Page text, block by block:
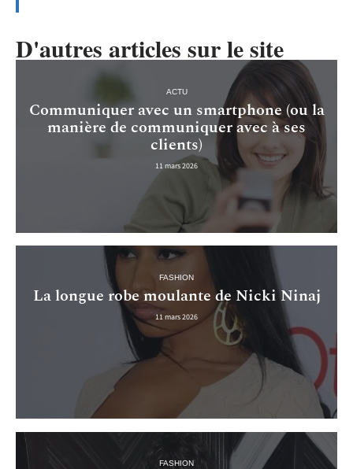
D'autres articles sur le site
ACTU
Communiquer avec un smartphone (ou la
manière de communiquer avec à ses
clients)
11 mars 2026
FASHION
La longue robe moulante de Nicki Ninaj
11 mars 2026
FASHION